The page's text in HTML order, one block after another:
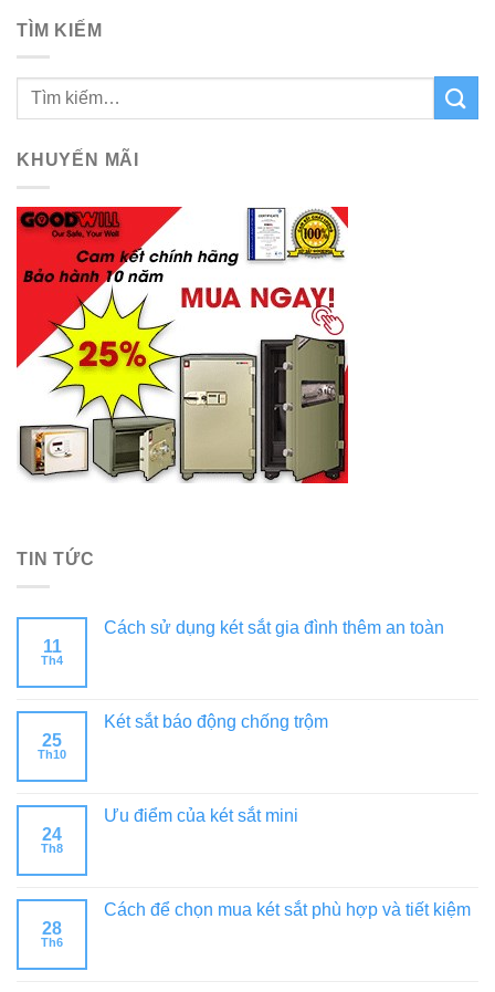
TÌM KIẾM
KHUYẾN MÃI
TIN TỨC
11
Th4
Cách sử dụng két sắt gia đình thêm an toàn
25
Th10
Két sắt báo động chống trộm
24
Th8
Ưu điểm của két sắt mini
28
Th6
Cách để chọn mua két sắt phù hợp và tiết kiệm